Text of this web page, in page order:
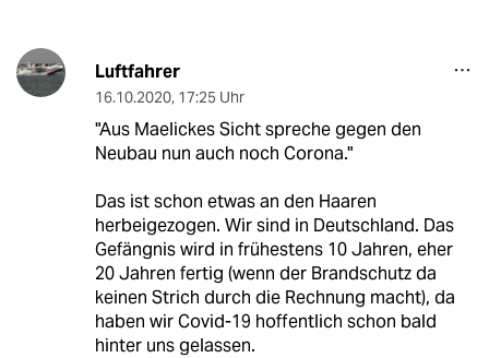
Luftfahrer
16.10.2020, 17:25 Uhr
"Aus Maelickes Sicht spreche gegen den
Neubau nun auch noch Corona."
Das ist schon etwas an den Haaren
herbeigezogen. Wir sind in Deutschland. Das
Gefängnis wird in frühestens 10 Jahren, eher
20 Jahren fertig (wenn der Brandschutz da
keinen Strich durch die Rechnung macht), da
haben wir Covid-19 hoffentlich schon bald
hinter uns gelassen.